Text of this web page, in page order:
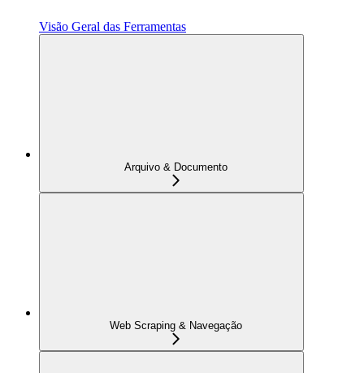
Visão Geral das Ferramentas
Arquivo & Documento
Web Scraping & Navegação